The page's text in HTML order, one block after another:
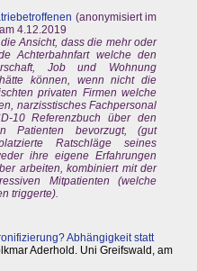
(anonymisiert im
4.12.2019
Ansicht, dass die mehr oder
Achterbahnfart welche den
Job und Wohnung
können, wenn nicht die
privaten Firmen welche
narzisstisches Fachpersonal
10 Referenzbuch über den
Patienten bevorzugt, (gut
Ratschläge seines
ihre eigene Erfahrungen
arbeiten, kombiniert mit der
Mitpatienten (welche
triggerte).
Abhängigkeit statt
Aderhold. Uni Greifswald, am